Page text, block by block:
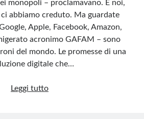
monopoli – proclamavano. E noi,
abbiamo creduto. Ma guardate
Apple, Facebook, Amazon,
acronimo GAFAM – sono
del mondo. Le promesse di una
digitale che…
Leggi tuttoGAFAM: